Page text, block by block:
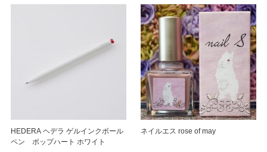
HEDERA ヘデラ ゲルインクボール
ペン ポップハート ホワイト
ネイルエス rose of may